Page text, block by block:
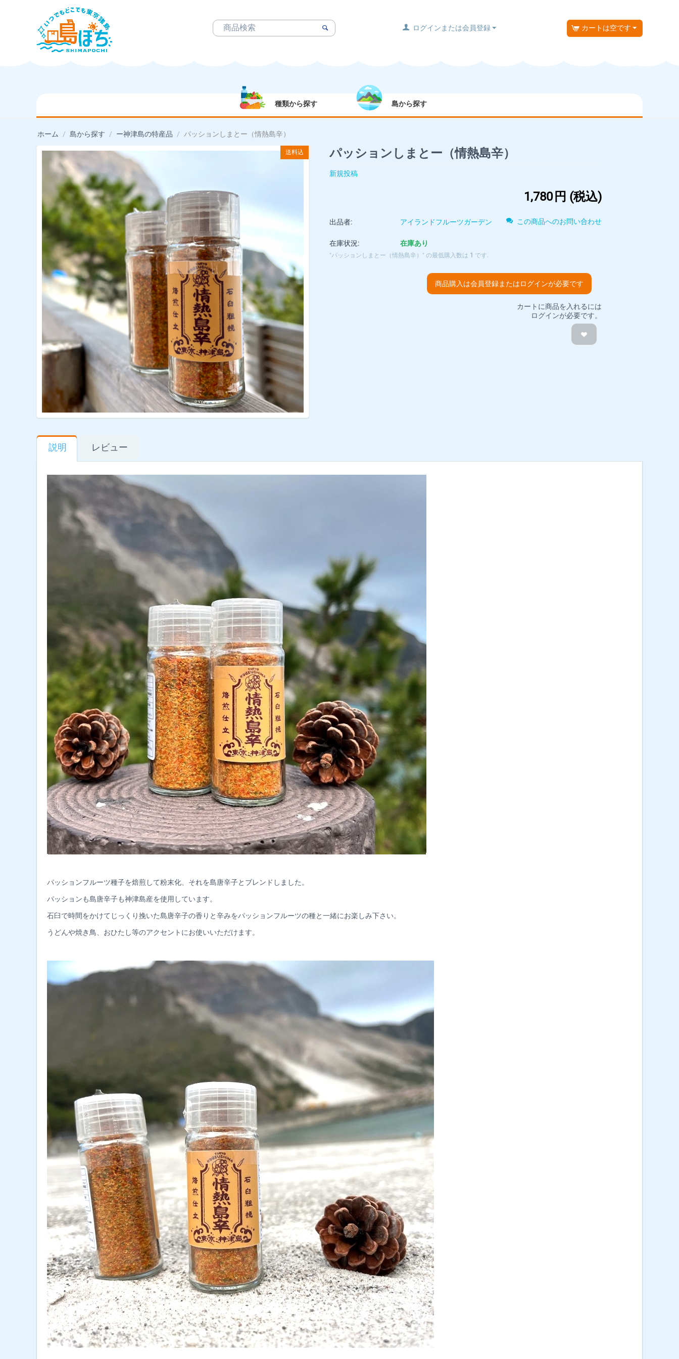
ログインまたは会員登録 カートは空です
種類から探す 島から探す
ホーム / 島から探す / ー神津島の特産品 / パッションしまとー（情熱島辛）
送料込 パッションしまとー（情熱島辛）
新規投稿
1,780 円 (税込)
出品者: アイランドフルーツガーデン この商品へのお問い合わせ
在庫状況: 在庫あり
"パッションしまとー（情熱島辛）" の最低購入数は 1 です.
商品購入は会員登録またはログインが必要です
カートに商品を入れるには
ログインが必要です。
説明 レビュー
パッションフルーツ種子を焙煎して粉末化、それを島唐辛子とブレンドしました。
パッションも島唐辛子も神津島産を使用しています。
石臼で時間をかけてじっくり挽いた島唐辛子の香りと辛みをパッションフルーツの種と一緒にお楽しみ下さい。
うどんや焼き鳥、おひたし等のアクセントにお使いいただけます。